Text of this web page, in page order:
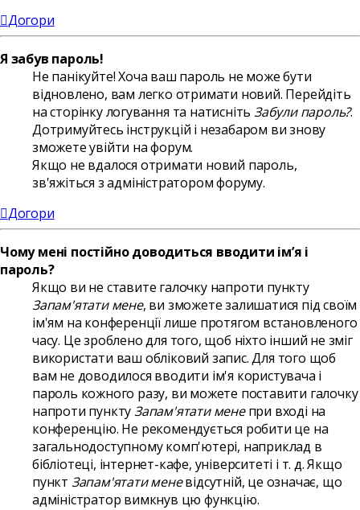
Догори
Я забув пароль!
Не панікуйте! Хоча ваш пароль не може бути
відновлено, вам легко отримати новий. Перейдіть
на сторінку логування та натисніть Забули пароль?.
Дотримуйтесь інструкцій і незабаром ви знову
зможете увійти на форум.
Якщо не вдалося отримати новий пароль,
зв'яжіться з адміністратором форуму.
Догори
Чому мені постійно доводиться вводити ім’я і
пароль?
Якщо ви не ставите галочку напроти пункту
Запам'ятати мене, ви зможете залишатися під своїм
ім'ям на конференції лише протягом встановленого
часу. Це зроблено для того, щоб ніхто інший не зміг
використати ваш обліковий запис. Для того щоб
вам не доводилося вводити ім'я користувача і
пароль кожного разу, ви можете поставити галочку
напроти пунктуЗапам'ятати менепри вході на
конференцію. Не рекомендується робити це на
загальнодоступному комп'ютері, наприклад в
бібліотеці, інтернет-кафе, університеті і т. д. Якщо
пункт Запам'ятати меневідсутній, це означає, що
адміністратор вимкнув цю функцію.